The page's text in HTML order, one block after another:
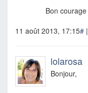
Bon courage
11 août 2013, 17:15# |
lolarosa
Bonjour,